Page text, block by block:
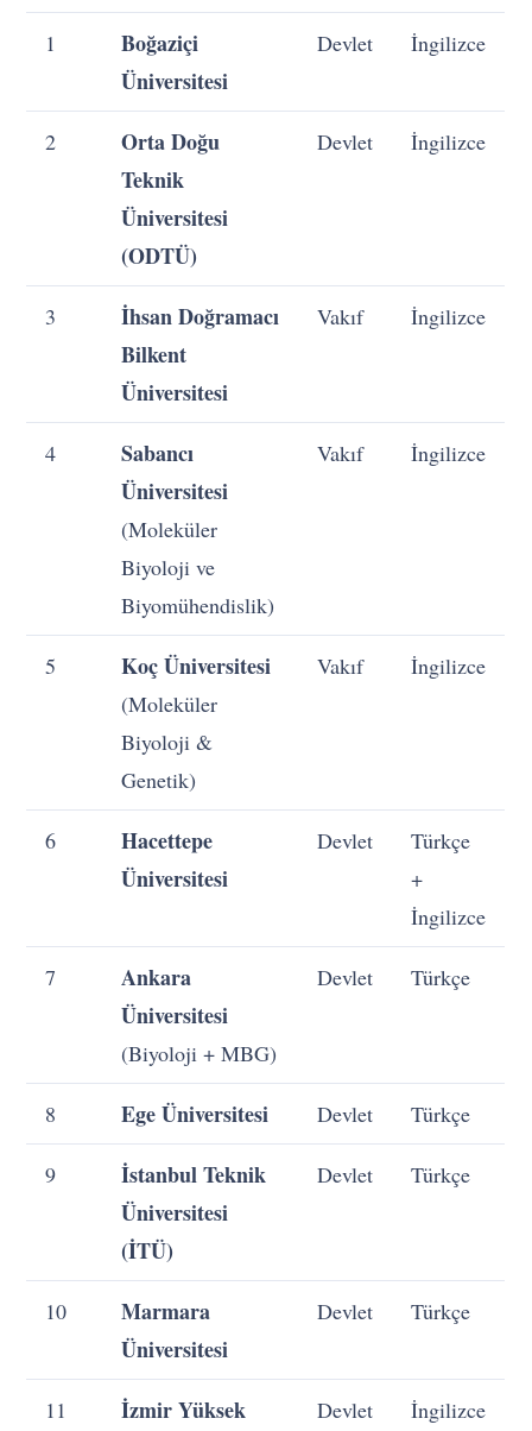
1
Boğaziçi
Üniversitesi
Devlet İngilizce
2
Orta Doğu
Teknik
Üniversitesi
(ODTÜ)
Devlet İngilizce
3
İhsan Doğramacı
Bilkent
Üniversitesi
Vakıf İngilizce
4
Sabancı
Üniversitesi
(Moleküler
Biyoloji ve
Biyomühendislik)
Vakıf İngilizce
5 Koç Üniversitesi
(Moleküler
Biyoloji &
Genetik)
Vakıf İngilizce
6
Hacettepe
Üniversitesi
Devlet
Türkçe
+
İngilizce
7
Ankara
Üniversitesi
(Biyoloji + MBG)
Devlet Türkçe
8 Ege Üniversitesi Devlet Türkçe
9
İstanbul Teknik
Üniversitesi
(İTÜ)
Devlet Türkçe
10
Marmara
Üniversitesi
Devlet Türkçe
11
İzmir Yüksek
Devlet İngilizce